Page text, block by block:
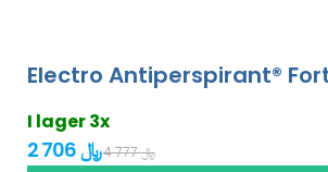
Electro Antiperspirant®
I lager 3x
2 706 ﷼ 4 777 ﷼